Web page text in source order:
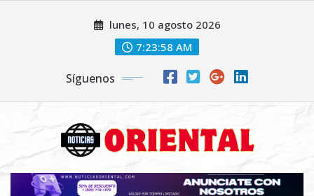
lunes, 10 agosto 2026
7:24:00 AM
Síguenos